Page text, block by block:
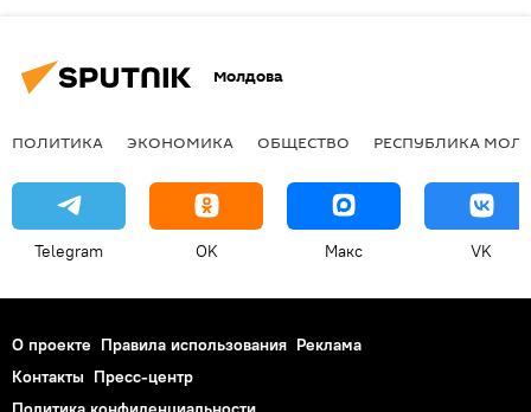
Молдова
ПОЛИТИКА ЭКОНОМИКА ОБЩЕСТВО РЕСПУБЛИКА
Telegram OK Макс VK
О проекте Правила использования Реклама
Контакты Пресс-центр